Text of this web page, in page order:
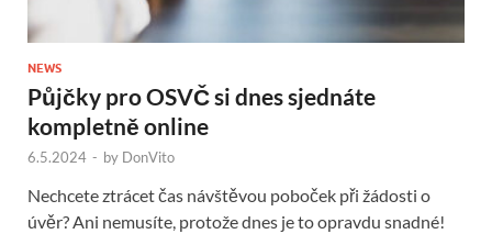
NEWS
Půjčky pro OSVČ si dnes sjednáte
kompletně online
6.5.2024 - by DonVito
Nechcete ztrácet čas návštěvou poboček při žádosti o
úvěr? Ani nemusíte, protože dnes je to opravdu snadné!